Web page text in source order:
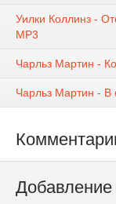
Уилки Коллинз -
MP3
Чарльз Мартин -
Чарльз Мартин - В